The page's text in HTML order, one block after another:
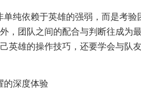
单纯依赖于英雄的强弱，而是考
，团队之间的配合与判断往成为
英雄的操作技巧，还要学会与队
的深度体验